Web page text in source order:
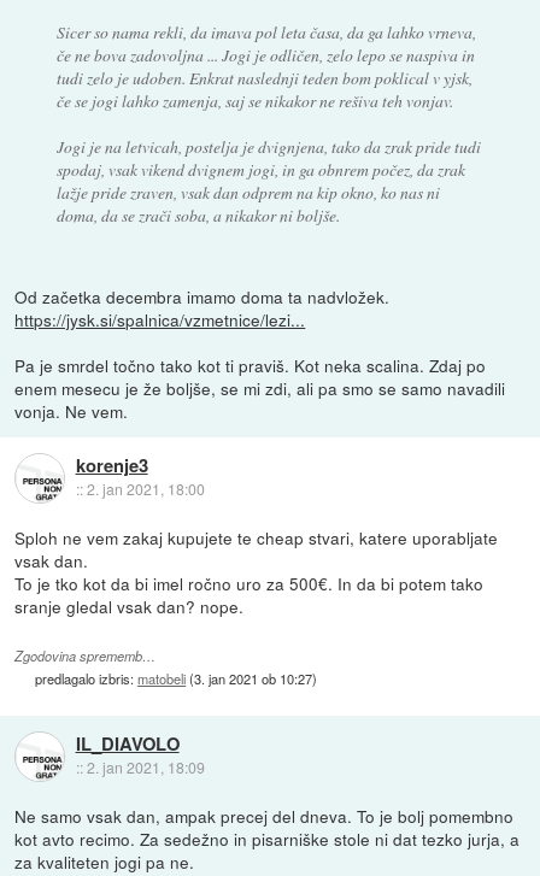
Sicer so nama rekli, da imava pol leta časa, da ga lahko vrneva,
če ne bova zadovoljna ... Jogi je odličen, zelo lepo se naspiva in
tudi zelo je udoben. Enkrat naslednji teden bom poklical v yjsk,
če se jogi lahko zamenja, saj se nikakor ne rešiva teh vonjav.
Jogi je na letvicah, postelja je dvignjena, tako da zrak pride tudi
spodaj, vsak vikend dvignem jogi, in ga obnrem počez, da zrak
lažje pride zraven, vsak dan odprem na kip okno, ko nas ni
doma, da se zrači soba, a nikakor ni boljše.
Od začetka decembra imamo doma ta nadvložek.
https://jysk.si/spalnica/vzmetnice/lezi...
Pa je smrdel točno tako kot ti praviš. Kot neka scalina. Zdaj po
enem mesecu je že boljše, se mi zdi, ali pa smo se samo navadili
vonja. Ne vem.
korenje3
::2. jan 2021, 18:00
Sploh ne vem zakaj kupujete te cheap stvari, katere uporabljate
vsak dan.
To je tko kot da bi imel ročno uro za 500€. In da bi potem tako
sranje gledal vsak dan? nope.
Zgodovina sprememb…
predlagalo izbris:matobeli(3. jan 2021 ob 10:27)
IL_DIAVOLO
::2. jan 2021, 18:09
Ne samo vsak dan, ampak precej del dneva. To je bolj pomembno
kot avto recimo. Za sedežno in pisarniške stole ni dat tezko jurja, a
za kvaliteten jogi pa ne.